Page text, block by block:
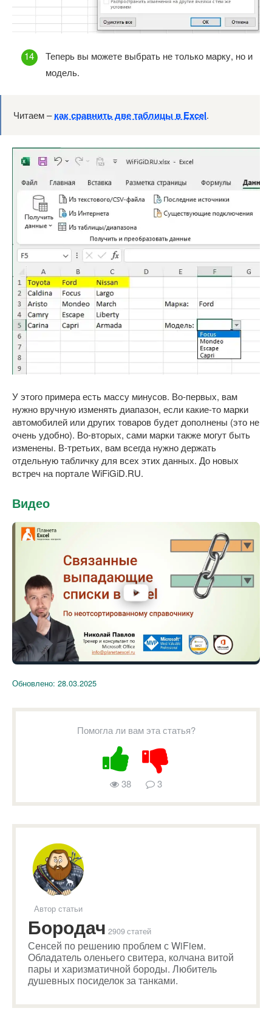
Теперь вы можете выбрать не только марку, но и
модель.
Читаем –как сравнить две таблицы в Excel.
У этого примера есть массу минусов. Во-первых, вам
нужно вручную изменять диапазон, если какие-то марки
автомобилей или других товаров будет дополнены (это не
очень удобно). Во-вторых, сами марки также могут быть
изменены. В-третьих, вам всегда нужно держать
отдельную табличку для всех этих данных. До новых
встреч на портале WiFiGiD.RU.
Видео
Обновлено: 28.03.2025
Помогла ли вам эта статья?
38 3
Автор статьи
Бородач 2909 статей
Сенсей по решению проблем с WiFiем.
Обладатель оленьего свитера, колчана витой
пары и харизматичной бороды. Любитель
душевных посиделок за танками.